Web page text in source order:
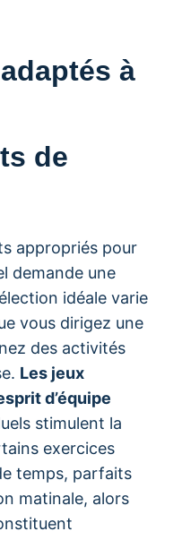
à
de
appropriés pour
demande une
idéale varie
vous dirigez une
des activités
Les jeux
d’équipe
stimulent la
exercices
temps, parfaits
matinale, alors